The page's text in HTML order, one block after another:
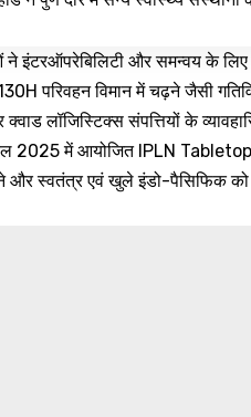
इंटरऑपरेबिलिटी और समन्वय के लिए
परिवहन विमान में चढ़ने जैसी
लॉजिस्टिक्स संपत्तियों के
2025 में आयोजित IPLN
और स्वतंत्र एवं खुले इंडो-पैसिफिक को